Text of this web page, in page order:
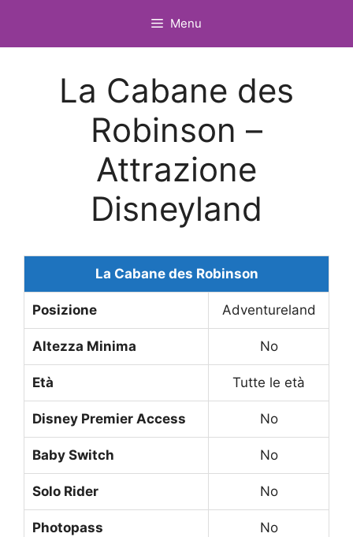
contenuto
Menu
La Cabane des
Robinson –
Attrazione
Disneyland
La Cabane des Robinson
Posizione Adventureland
Altezza Minima No
Età Tutte le età
Disney Premier Access No
Baby Switch No
Solo Rider No
Photopass No